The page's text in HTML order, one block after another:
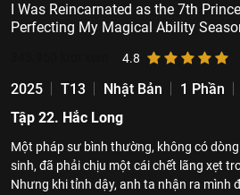
I Was Reincarnated as the 7th
Perfecting My Magical Ability
4.8
2025 T13 Nhật Bản 1 Phần
Tập 22. Hắc Long
Một pháp sư bình thường, không có
sinh, đã phải chịu một cái chết lãng xẹt
Nhưng khi tỉnh dậy, anh ta nhận ra mình